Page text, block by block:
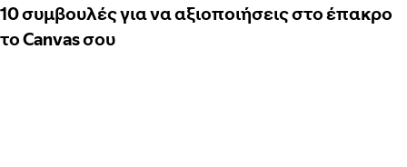
10 συμβουλές για να αξιοποιήσεις στο έπακρο
το Canvas σου